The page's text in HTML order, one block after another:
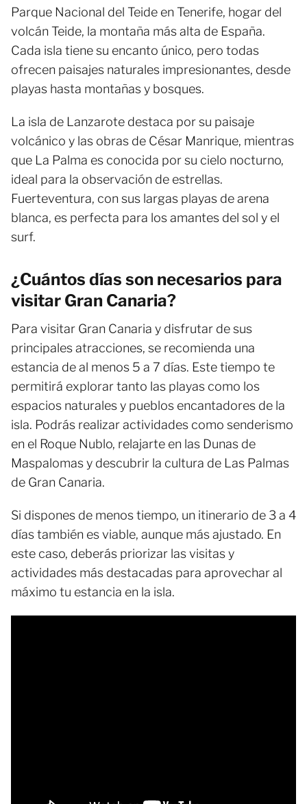
Parque Nacional del Teide en Tenerife, hogar del
volcán Teide, la montaña más alta de España.
Cada isla tiene su encanto único, pero todas
ofrecen paisajes naturales impresionantes, desde
playas hasta montañas y bosques.
La isla de Lanzarote destaca por su paisaje
volcánico y las obras de César Manrique, mientras
que La Palma es conocida por su cielo nocturno,
ideal para la observación de estrellas.
Fuerteventura, con sus largas playas de arena
blanca, es perfecta para los amantes del sol y el
surf.
¿Cuántos días son necesarios para
visitar Gran Canaria?
Para visitar Gran Canaria y disfrutar de sus
principales atracciones, se recomienda una
estancia de al menos 5 a 7 días. Este tiempo te
permitirá explorar tanto las playas como los
espacios naturales y pueblos encantadores de la
isla. Podrás realizar actividades como senderismo
en el Roque Nublo, relajarte en las Dunas de
Maspalomas y descubrir la cultura de Las Palmas
de Gran Canaria.
Si dispones de menos tiempo, un itinerario de 3 a 4
días también es viable, aunque más ajustado. En
este caso, deberás priorizar las visitas y
actividades más destacadas para aprovechar al
máximo tu estancia en la isla.